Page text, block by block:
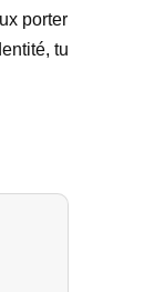
porter
tu